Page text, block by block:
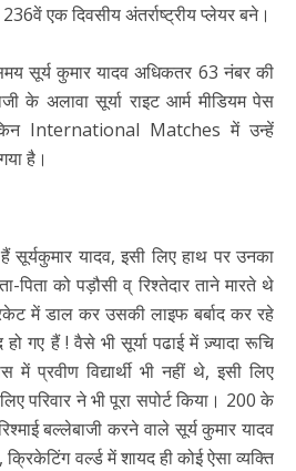
एक दिवसीय अंतर्राष्ट्रीय प्लेयर बने।
सूर्य कुमार यादव अधिकतर 63 नंबर की
के अलावा सूर्या राइट आर्म मीडियम पेस
International Matches में उन्हें
है।
सूर्यकुमार यादव, इसी लिए हाथ पर उनका
पिता को पड़ौसी व् रिश्तेदार ताने मारते थे
में डाल कर उसकी लाइफ बर्बाद कर रहे
गए हैं ! वैसे भी सूर्या पढाई में ज़्यादा रूचि
प्रवीण विद्यार्थी भी नहीं थे, इसी लिए
परिवार ने भी पूरा सपोर्ट किया। 200 के
बल्लेबाजी करने वाले सूर्य कुमार यादव
वर्ल्ड में शायद ही कोई ऐसा व्यक्ति